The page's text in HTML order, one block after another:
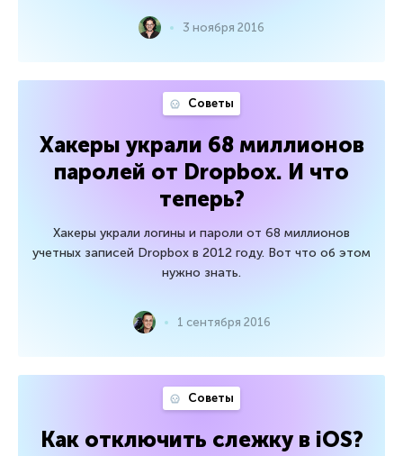
3 ноября 2016
Советы
Хакеры украли 68 миллионов
паролей от Dropbox. И что
теперь?
Хакеры украли логины и пароли от 68 миллионов
учетных записей Dropbox в 2012 году. Вот что об этом
нужно знать.
1 сентября 2016
Советы
Как отключить слежку в iOS?